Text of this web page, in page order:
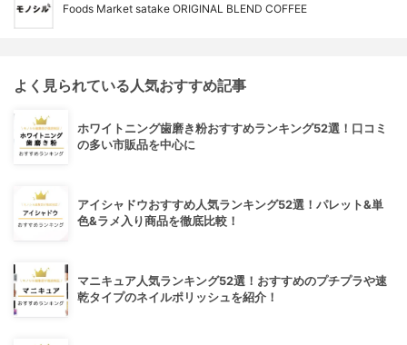
Foods Market satake ORIGINAL BLEND COFFEE
よく見られている人気おすすめ記事
ホワイトニング歯磨き粉おすすめランキング52選！口コミ
の多い市販品を中心に
アイシャドウおすすめ人気ランキング52選！パレット&単
色&ラメ入り商品を徹底比較！
マニキュア人気ランキング52選！おすすめのプチプラや速
乾タイプのネイルポリッシュを紹介！